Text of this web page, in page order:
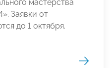
мастерства
Заявки от
до 1 октября.